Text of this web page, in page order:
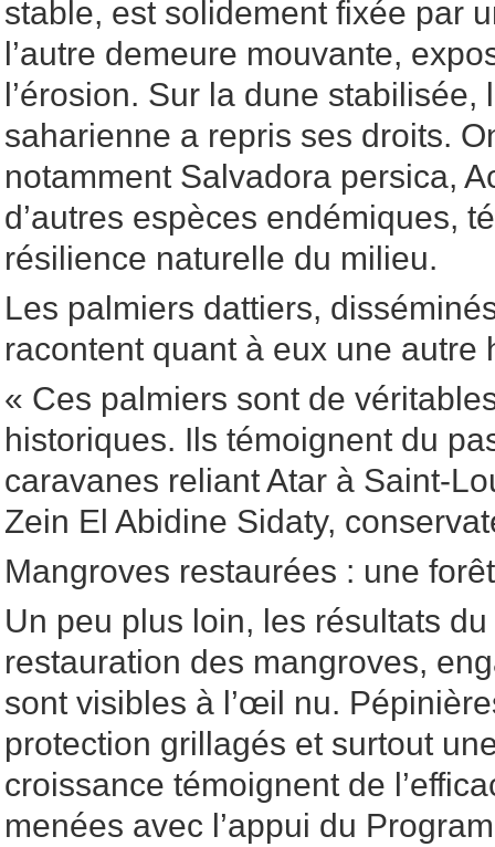
stable, est solidement fixée par
l’autre demeure mouvante,
l’érosion. Sur la dune stabilisée,
saharienne a repris ses droits.
notamment Salvadora persica,
d’autres espèces endémiques,
résilience naturelle du milieu.
Les palmiers dattiers,
racontent quant à eux une autre
« Ces palmiers sont de
historiques. Ils témoignent du
caravanes reliant Atar à Saint-
Zein El Abidine Sidaty,
Mangroves restaurées : une
Un peu plus loin, les résultats
restauration des mangroves,
sont visibles à l’œil nu.
protection grillagés et surtout
croissance témoignent de
menées avec l’appui du